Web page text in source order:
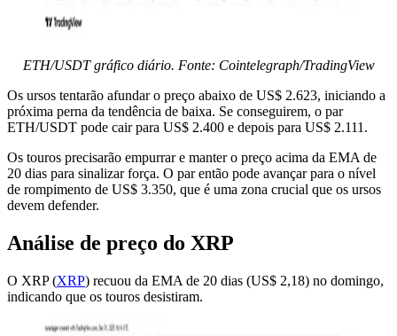
ETH/USDT gráfico diário. Fonte: Cointelegraph/TradingView
Os ursos tentarão afundar o preço abaixo de US$ 2.623, iniciando a
próxima perna da tendência de baixa. Se conseguirem, o par
ETH/USDT pode cair para US$ 2.400 e depois para US$ 2.111.
Os touros precisarão empurrar e manter o preço acima da EMA de
20 dias para sinalizar força. O par então pode avançar para o nível
de rompimento de US$ 3.350, que é uma zona crucial que os ursos
devem defender.
Análise de preço do XRP
O XRP (XRP) recuou da EMA de 20 dias (US$ 2,18) no domingo,
indicando que os touros desistiram.